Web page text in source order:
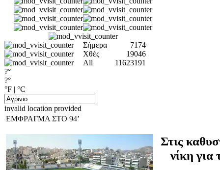
Σήμερα
7174
Χθές
19046
All
11623191
?°
?°
°F | °C
invalid location provided
EΜΦΡΑΓΜΑ ΣΤΟ 94’
Στις
νίκη για